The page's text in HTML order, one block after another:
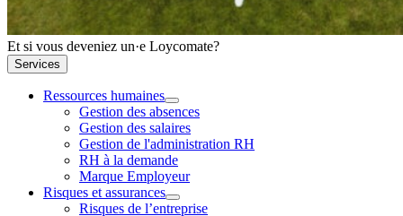
Et si vous deveniez un·e Loycomate?
Services
Ressources humaines
Gestion des absences
Gestion des salaires
Gestion de l'administration RH
RH à la demande
Marque Employeur
Risques et assurances
Risques de l’entreprise